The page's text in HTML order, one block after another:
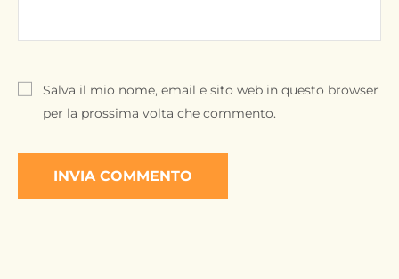
Salva il mio nome, email e sito web in questo browser
per la prossima volta che commento.